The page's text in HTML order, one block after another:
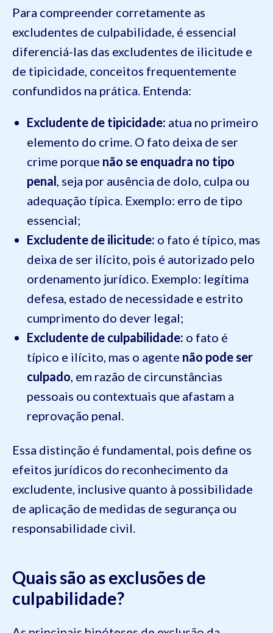
Para compreender corretamente as
excludentes de culpabilidade, é essencial
diferenciá-las das excludentes de ilicitude e
de tipicidade, conceitos frequentemente
confundidos na prática. Entenda:
Excludente de tipicidade: atua no primeiro
elemento do crime. O fato deixa de ser
crime porque não se enquadra no tipo
penal, seja por ausência de dolo, culpa ou
adequação típica. Exemplo: erro de tipo
essencial;
Excludente de ilicitude: o fato é típico, mas
deixa de ser ilícito, pois é autorizado pelo
ordenamento jurídico. Exemplo: legítima
defesa, estado de necessidade e estrito
cumprimento do dever legal;
Excludente de culpabilidade: o fato é
típico e ilícito, mas o agente não pode ser
culpado, em razão de circunstâncias
pessoais ou contextuais que afastam a
reprovação penal.
Essa distinção é fundamental, pois define os
efeitos jurídicos do reconhecimento da
excludente, inclusive quanto à possibilidade
de aplicação de medidas de segurança ou
responsabilidade civil.
Quais são as exclusões de
culpabilidade?